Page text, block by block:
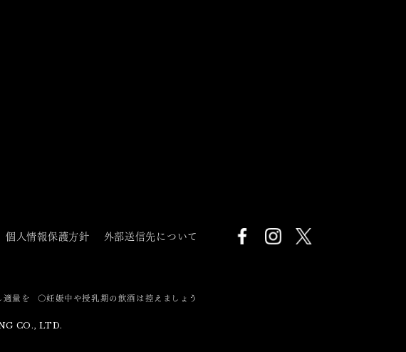
個人情報保護方針 外部送信先について
適量を 〇妊娠中や授乳期の飲酒は控えましょう
CO., LTD.